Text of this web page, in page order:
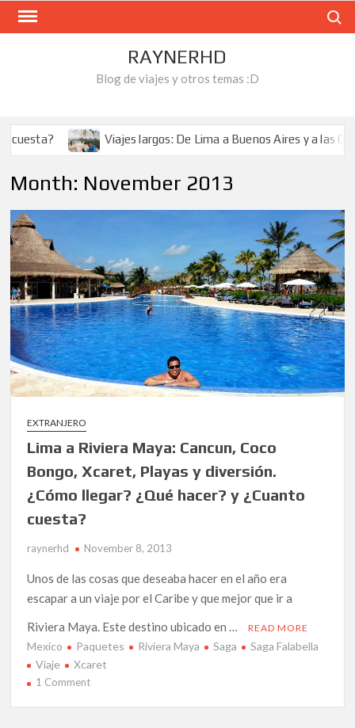
Skip
RAYNERHD
Blog de viajes y otros temas :D
Viajes largos: De Lima a Buenos Aires y a las
Month: November 2013
EXTRANJERO
Lima a Riviera Maya: Cancun, Coco
Bongo, Xcaret, Playas y diversión.
¿Cómo llegar? ¿Qué hacer? y ¿Cuanto
cuesta?
raynerhd November 8, 2013
Unos de las cosas que deseaba hacer en el año era
escapar a un viaje por el Caribe y que mejor que ir a
Riviera Maya. Este destino ubicado en …
READ MORE
Mexico Paquetes Riviera Maya Saga
Saga Falabella
Viaje
Xcaret
1 Commenton